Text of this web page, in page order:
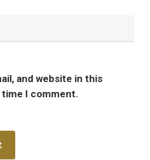
and website in this
I comment.